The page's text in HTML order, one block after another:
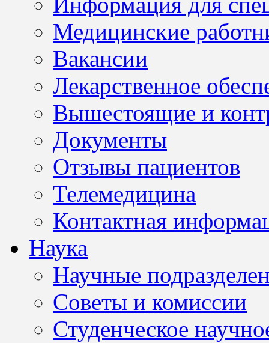
Медицинские
Вакансии
Лекарственное
Вышестоящие и
Документы
Отзывы пациентов
Телемедицина
Контактная
Наука
Научные
Советы и комиссии
Студенческое